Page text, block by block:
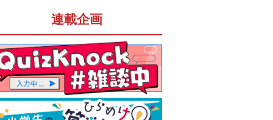
連載企画